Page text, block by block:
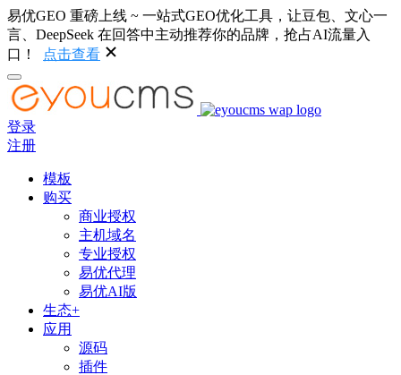
易优GEO 重磅上线 ~ 一站式GEO优化工具，让豆包、文心一
言、DeepSeek 在回答中主动推荐你的品牌，抢占AI流量入
口！
点击查看
登录
注册
模板
购买
商业授权
主机域名
专业授权
易优代理
易优AI版
生态+
应用
源码
插件